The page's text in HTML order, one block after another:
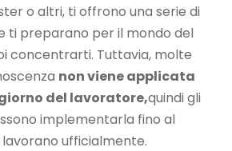
o altri, ti offrono una serie di
ti preparano per il mondo del
concentrarti. Tuttavia, molte
non viene applicata
del lavoratore,quindi gli
implementarla fino al
ufficialmente.